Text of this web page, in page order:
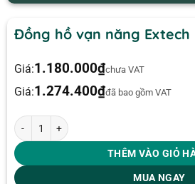
Đồng hồ vạn năng Extech
Giá:1.180.000₫chưa VAT
Giá:1.274.400₫đã bao gồm VAT
Đồng hồ vạn năng Extech DM220 số lượng
THÊM VÀO GIỎ
MUA NGAY